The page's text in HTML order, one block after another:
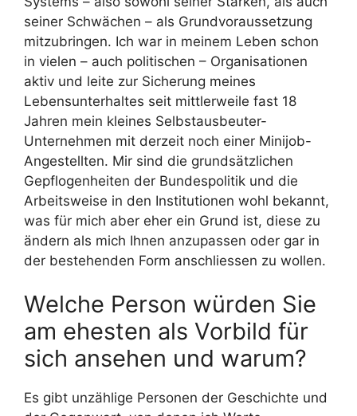
seiner Schwächen – als Grundvoraussetzung
mitzubringen. Ich war in meinem Leben schon
in vielen – auch politischen – Organisationen
aktiv und leite zur Sicherung meines
Lebensunterhaltes seit mittlerweile fast 18
Jahren mein kleines Selbstausbeuter-
Unternehmen mit derzeit noch einer Minijob-
Angestellten. Mir sind die grundsätzlichen
Gepflogenheiten der Bundespolitik und die
Arbeitsweise in den Institutionen wohl bekannt,
was für mich aber eher ein Grund ist, diese zu
ändern als mich Ihnen anzupassen oder gar in
der bestehenden Form anschliessen zu wollen.
Welche Person würden Sie
am ehesten als Vorbild für
sich ansehen und warum?
Es gibt unzählige Personen der Geschichte und